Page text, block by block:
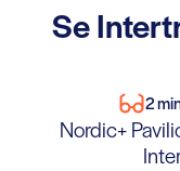
Se
2
Nordic+